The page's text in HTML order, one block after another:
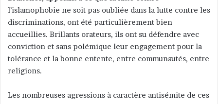
l’islamophobie ne soit pas oubliée dans la lutte contre les
discriminations, ont été particulièrement bien
accueillies. Brillants orateurs, ils ont su défendre avec
conviction et sans polémique leur engagement pour la
tolérance et la bonne entente, entre communautés, entre
religions.
Les nombreuses agressions à caractère antisémite de ces